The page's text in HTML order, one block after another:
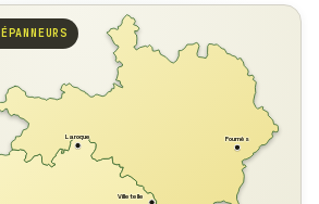
Laroque Fournès
Villetelle